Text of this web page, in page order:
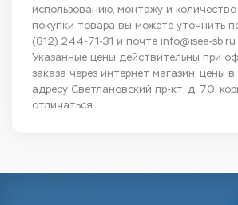
использованию, монтажу и
покупки товара вы можете уточнить
(812) 244-71-31 и почте info@isee-sb.ru
Указанные цены действительны при
заказа через интернет магазин, цены
адресу Светлановский пр-кт, д. 70,
отличаться.